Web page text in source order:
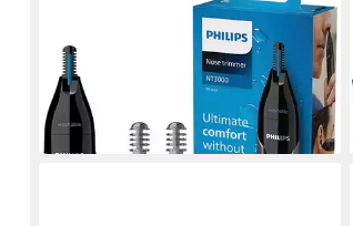
Nasen- und Ohrhaartrimmer
ab 16,99 €
in 1-2 Werktagen bei dir